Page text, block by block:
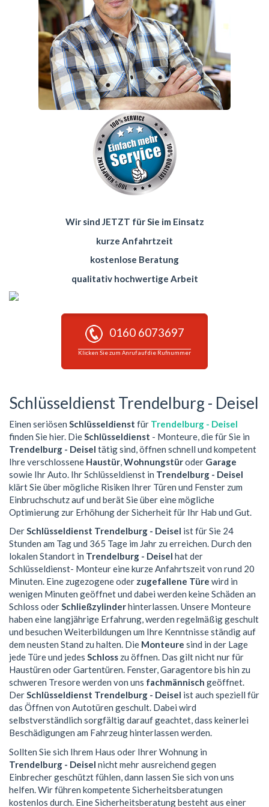
Wir sind JETZT für Sie im Einsatz
kurze Anfahrtzeit
kostenlose Beratung
qualitativ hochwertige Arbeit
0160 6073697
Klicken Sie zum Anruf auf die Rufnummer
Schlüsseldienst Trendelburg - Deisel
Einen seriösen Schlüsseldienst für Trendelburg - Deisel
finden Sie hier. DieSchlüsseldienst - Monteure, die für Sie in
Trendelburg - Deisel tätig sind, öffnen schnell und kompetent
Ihre verschlossene Haustür,Wohnungstüroder Garage
sowie Ihr Auto. Ihr Schlüsseldienst in Trendelburg - Deisel
klärt Sie über mögliche Risiken Ihrer Türen und Fenster zum
Einbruchschutz auf und berät Sie über eine mögliche
Optimierung zur Erhöhung der Sicherheit für Ihr Hab und Gut.
DerSchlüsseldienst Trendelburg - Deisel ist für Sie 24
Stunden am Tag und 365 Tage im Jahr zu erreichen. Durch den
lokalen Standort in Trendelburg - Deisel hat der
Schlüsseldienst- Monteur eine kurze Anfahrtszeit von rund 20
Minuten. Eine zugezogene oder zugefallene Türe wird in
wenigen Minuten geöffnet und dabei werden keine Schäden an
Schloss oderSchließzylinderhinterlassen. Unsere Monteure
haben eine langjährige Erfahrung, werden regelmäßig geschult
und besuchen Weiterbildungen um Ihre Kenntnisse ständig auf
dem neusten Stand zu halten. Die Monteure sind in der Lage
jede Türe und jedes Schloss zu öffnen. Das gilt nicht nur für
Haustüren oder Gartentüren. Fenster, Garagentore bis hin zu
schweren Tresore werden von uns fachmännisch geöffnet.
DerSchlüsseldienst Trendelburg - Deisel ist auch speziell für
das Öffnen von Autotüren geschult. Dabei wird
selbstverständlich sorgfältig darauf geachtet, dass keinerlei
Beschädigungen am Fahrzeug hinterlassen werden.
Sollten Sie sich Ihrem Haus oder Ihrer Wohnung in
Trendelburg - Deisel nicht mehr ausreichend gegen
Einbrecher geschützt fühlen, dann lassen Sie sich von uns
helfen. Wir führen kompetente Sicherheitsberatungen
kostenlos durch. Eine Sicherheitsberatung besteht aus einer